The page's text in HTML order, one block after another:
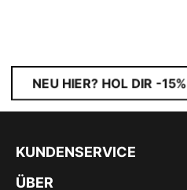
NEU HIER? HOL DIR -15%
KUNDENSERVICE
ÜBER